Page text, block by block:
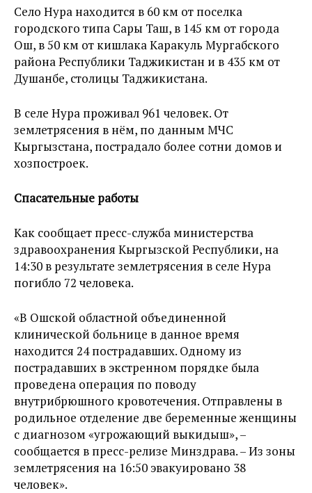
Село Нура находится в 60 км от поселка
городского типа Сары Таш, в 145 км от города
Ош, в 50 км от кишлака Каракуль Мургабского
района Республики Таджикистан и в 435 км от
Душанбе, столицы Таджикистана.
В селе Нура проживал 961 человек. От
землетрясения в нём, по данным МЧС
Кыргызстана, пострадало более сотни домов и
хозпостроек.
Спасательные работы
Как сообщает пресс-служба министерства
здравоохранения Кыргызской Республики, на
14:30 в результате землетрясения в селе Нура
погибло 72 человека.
«В Ошской областной объединенной
клинической больнице в данное время
находится 24 пострадавших. Одному из
пострадавших в экстренном порядке была
проведена операция по поводу
внутрибрюшного кровотечения. Отправлены в
родильное отделение две беременные женщины
с диагнозом «угрожающий выкидыш», –
сообщается в пресс-релизе Минздрава. – Из зоны
землетрясения на 16:50 эвакуировано 38
человек».